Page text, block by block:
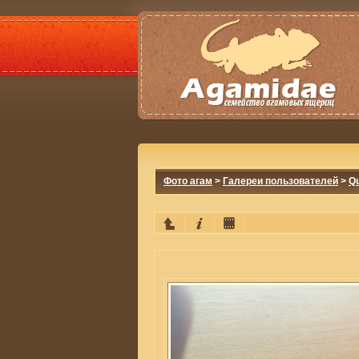
Фото агам > Галереи пользователей >